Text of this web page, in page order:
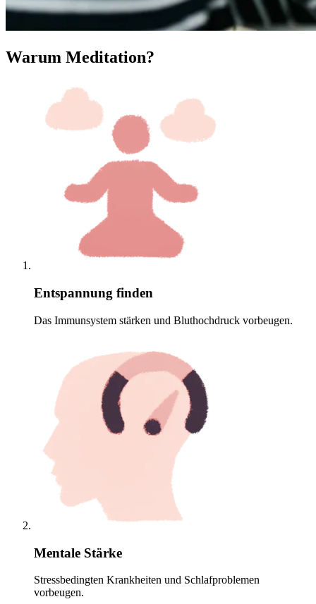
Warum Meditation?
Entspannung finden
Das Immunsystem stärken und Bluthochdruck vorbeugen.
Mentale Stärke
Stressbedingten Krankheiten und Schlafproblemen
vorbeugen.